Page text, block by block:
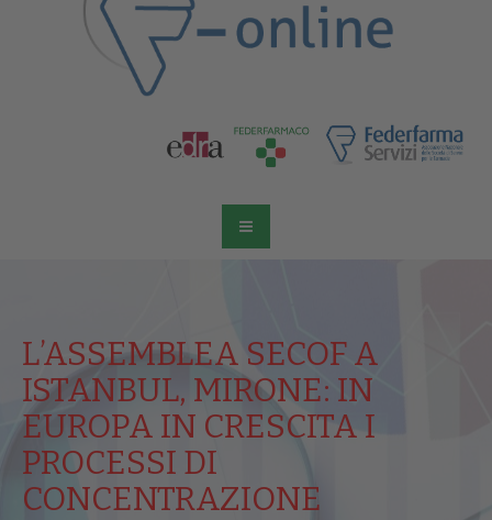
L’ASSEMBLEA SECOF A
ISTANBUL, MIRONE: IN
EUROPA IN CRESCITA I
PROCESSI DI
CONCENTRAZIONE